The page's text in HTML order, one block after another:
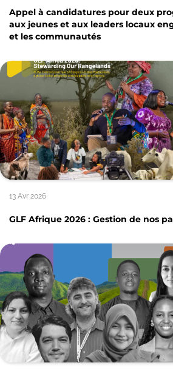
Appel à candidatures pour deux
aux jeunes et aux leaders locaux
et les communautés
13 Avr 2026
GLF Afrique 2026 : Gestion de nos